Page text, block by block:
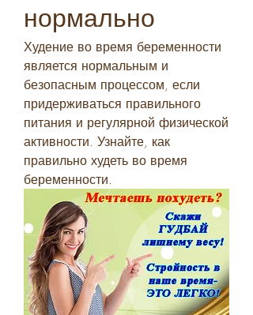
нормально
Худение во время беременности
является нормальным и
безопасным процессом, если
придерживаться правильного
питания и регулярной физической
активности. Узнайте, как
правильно худеть во время
беременности.